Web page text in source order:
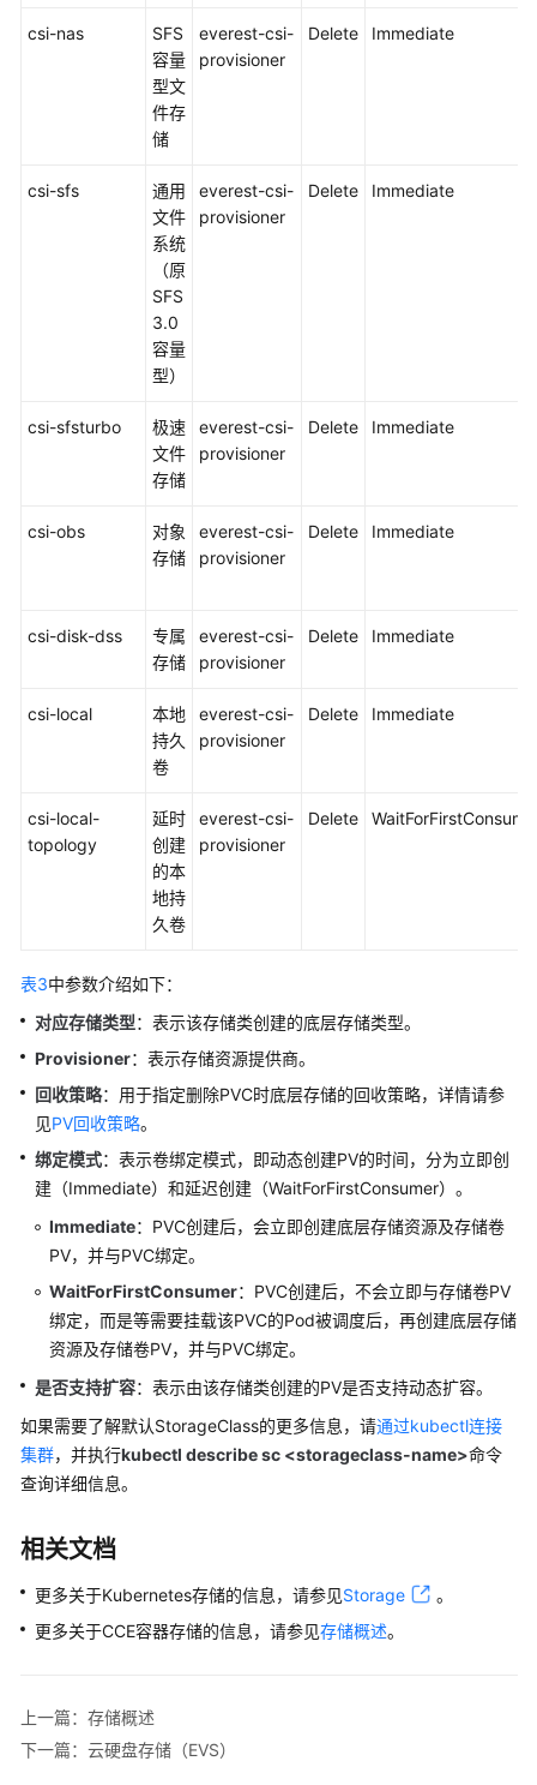
csi-nas
SFS
容量
型文
件存
储
everest-csi-
provisioner
Delete Immediate
csi-sfs
通用
文件
系统
（原
SFS
3.0
容量
型）
everest-csi-
provisioner
Delete Immediate
csi-sfsturbo
极速
文件
存储
everest-csi-
provisioner
Delete Immediate
csi-obs
对象
存储
everest-csi-
provisioner
Delete Immediate
csi-disk-dss
专属
存储
everest-csi-
provisioner
Delete Immediate
csi-local
本地
持久
卷
everest-csi-
provisioner
Delete Immediate
csi-local-
topology
延时
创建
的本
地持
久卷
everest-csi-
provisioner
Delete
表3中参数介绍如下：
对应存储类型：表示该存储类创建的底层存储类型。
Provisioner：表示存储资源提供商。
回收策略：用于指定删除PVC时底层存储的回收策略，详情请参
见PV回收策略。
绑定模式：表示卷绑定模式，即动态创建PV的时间，分为立即创
建（Immediate）和延迟创建（WaitForFirstConsumer）。
Immediate：PVC创建后，会立即创建底层存储资源及存储卷
PV，并与PVC绑定。
WaitForFirstConsumer：PVC创建后，不会立即与存储卷PV
绑定，而是等需要挂载该PVC的Pod被调度后，再创建底层存储
资源及存储卷PV，并与PVC绑定。
是否支持扩容：表示由该存储类创建的PV是否支持动态扩容。
如果需要了解默认StorageClass的更多信息，请通过kubectl连接
集群，并执行kubectl describe sc <storageclass-name>命令
查询详细信息。
相关文档
更多关于Kubernetes存储的信息，请参见Storage
。
更多关于CCE容器存储的信息，请参见存储概述。
上一篇：存储概述
下一篇：云硬盘存储（EVS）